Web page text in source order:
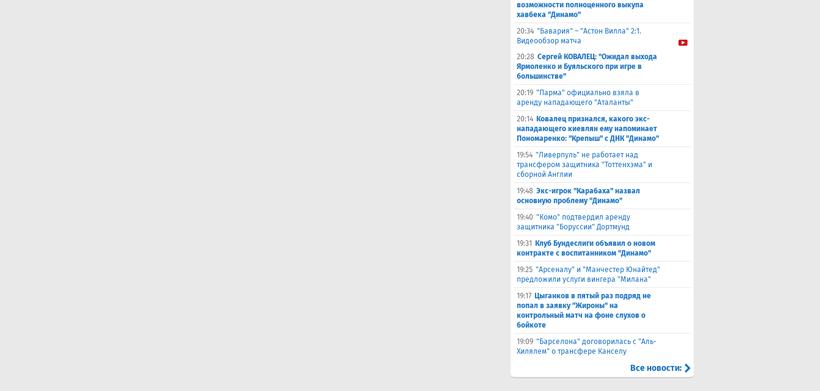
возможности полноценного выкупа
хавбека "Динамо"
20:34 "Бавария" – "Астон Вилла" 2:1.
Видеообзор матча
20:28 Сергей КОВАЛЕЦ: "Ожидал выхода
Ярмоленко и Буяльского при игре в
большинстве"
20:19 "Парма" официально взяла в
аренду нападающего "Аталанты"
20:14 Ковалец признался, какого экс-
нападающего киевлян ему напоминает
Пономаренко: "Крепыш" с ДНК "Динамо"
19:54 "Ливерпуль" не работает над
трансфером защитника "Тоттенхэма" и
сборной Англии
19:48 Экс-игрок "Карабаха" назвал
основную проблему "Динамо"
19:40 "Комо" подтвердил аренду
защитника "Боруссии" Дортмунд
19:31
Клуб Бундеслиги объявил о новом
контракте с воспитанником "Динамо"
19:25 "Арсеналу" и "Манчестер Юнайтед"
предложили услуги вингера "Милана"
19:17 Цыганков в пятый раз подряд не
попал в заявку "Жироны" на
контрольный матч на фоне слухов о
бойкоте
19:09 "Барселона" договорилась с "Аль-
Хилялем" о трансфере Канселу
Все новости: